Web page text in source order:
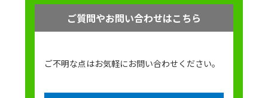
ご質問やお問い合わせはこちら
ご不明な点はお気軽にお問い合わせください。